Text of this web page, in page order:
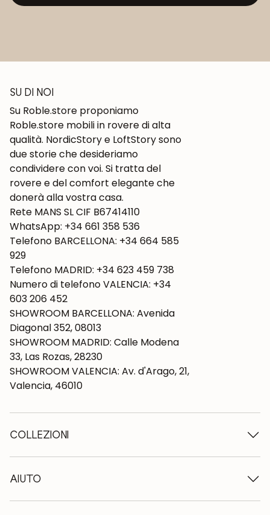
SU DI NOI
Su Roble.store proponiamo
Roble.store mobili in rovere di alta
qualità. NordicStory e LoftStory sono
due storie che desideriamo
condividere con voi. Si tratta del
rovere e del comfort elegante che
donerà alla vostra casa.
Rete MANS SL CIF B67414110
WhatsApp: +34 661 358 536
Telefono BARCELLONA: +34 664 585
929
Telefono MADRID: +34 623 459 738
Numero di telefono VALENCIA: +34
603 206 452
SHOWROOM BARCELLONA: Avenida
Diagonal 352, 08013
SHOWROOM MADRID: Calle Modena
33, Las Rozas, 28230
SHOWROOM VALENCIA: Av. d'Arago, 21,
Valencia, 46010
COLLEZIONI
Tavoli in legno
Tavoli allungabili
Sedie in legno
AIUTO
Chi siamo